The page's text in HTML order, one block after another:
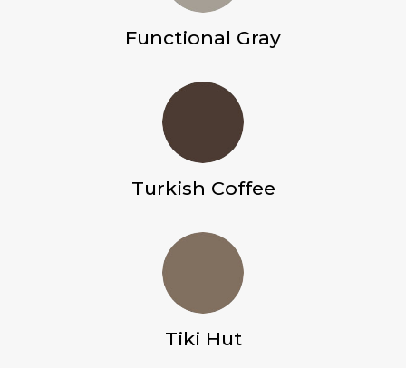
Functional Gray
Turkish Coffee
Tiki Hut